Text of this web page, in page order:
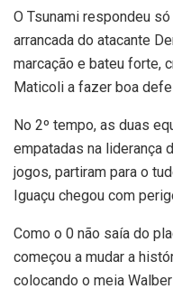
O Tsunami respondeu
arrancada do atacante
marcação e bateu forte,
Maticoli a fazer boa
No 2º tempo, as duas
empatadas na liderança
jogos, partiram para o
Iguaçu chegou com
Como o 0 não saía do
começou a mudar a
colocando o meia